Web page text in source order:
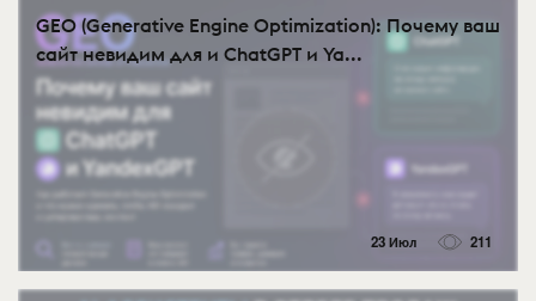
GEO (Generative Engine Optimization): Почему ваш
сайт невидим для и ChatGPT и Ya...
23 Июл 211